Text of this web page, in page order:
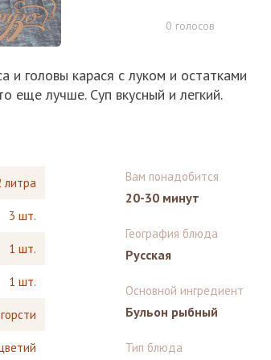
0 голосов
и головы карася с луком и остатками
еще лучше. Суп вкусный и легкий.
литра
3 шт.
1 шт.
1 шт.
Вам понадобится
20-30 минут
География блюда
Русская
Основной ингредиент
Бульон рыбный
Тип блюда